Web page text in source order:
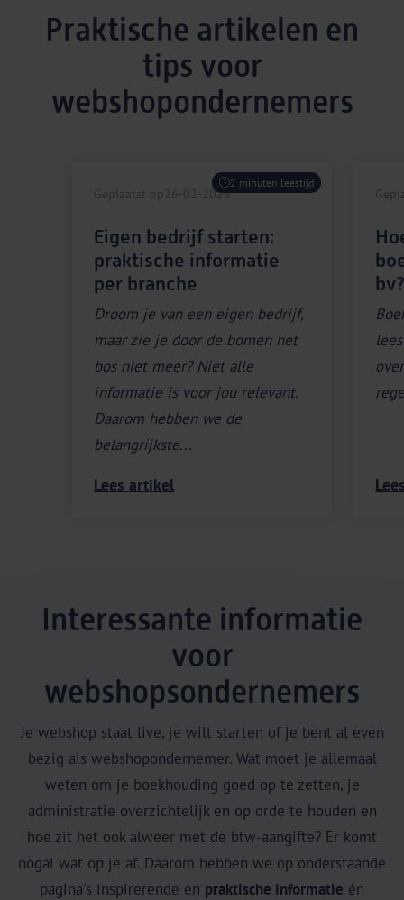
Praktische artikelen en
tips voor
webshopondernemers
2 minuten leestijd
Geplaatst op 26-02-2025
Eigen bedrijf starten:
praktische informatie
per branche
Droom je van een eigen bedrijf,
maar zie je door de bomen het
bos niet meer? Niet alle
informatie is voor jou relevant.
Daarom hebben we de
belangrijkste...
Lees artikel
bv?
Interessante informatie
voor
webshopsondernemers
Je webshop staat live, je wilt starten of je bent al even
bezig als webshopondernemer. Wat moet je allemaal
weten om je boekhouding goed op te zetten, je
administratie overzichtelijk en op orde te houden en
hoe zit het ook alweer met de btw-aangifte? Er komt
nogal wat op je af. Daarom hebben we op onderstaande
pagina's inspirerende en praktische informatie én